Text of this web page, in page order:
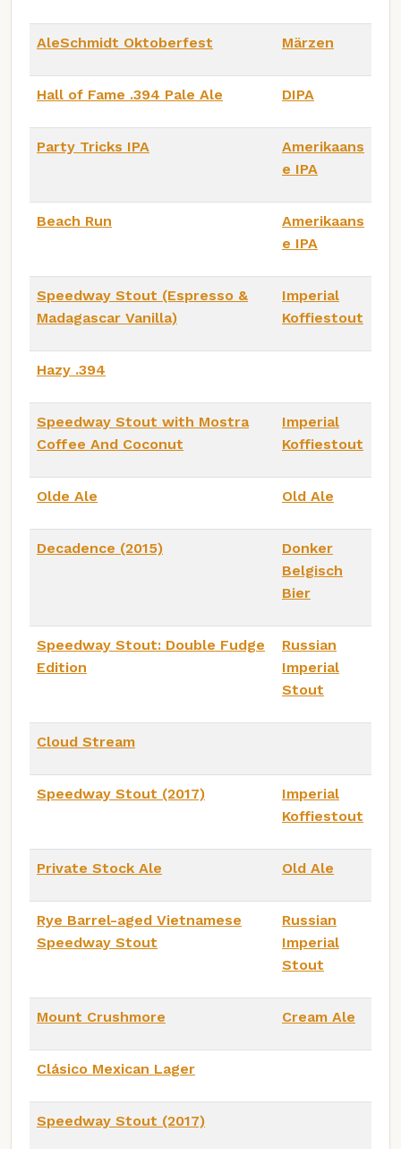
AleSchmidt Oktoberfest Märzen
Hall of Fame .394 Pale Ale DIPA
Party Tricks IPA
Amerikaans
e IPA
Beach Run
Amerikaans
e IPA
Speedway Stout (Espresso &
Madagascar Vanilla)
Imperial
Koffiestout
Hazy .394
Speedway Stout with Mostra
Coffee And Coconut
Imperial
Koffiestout
Olde Ale Old Ale
Decadence (2015)
Donker
Belgisch
Bier
Speedway Stout: Double Fudge
Edition
Russian
Imperial
Stout
Cloud Stream
Speedway Stout (2017)
Imperial
Koffiestout
Private Stock Ale Old Ale
Rye Barrel-aged Vietnamese
Speedway Stout
Russian
Imperial
Stout
Mount Crushmore Cream Ale
Clásico Mexican Lager
Speedway Stout (2017)